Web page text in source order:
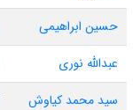
حسین ابراهیمی
عبدالله نوری
سید محمد کیاوش